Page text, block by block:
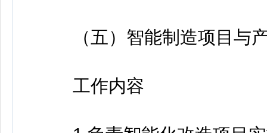
（五）智能制造项目与
工作内容